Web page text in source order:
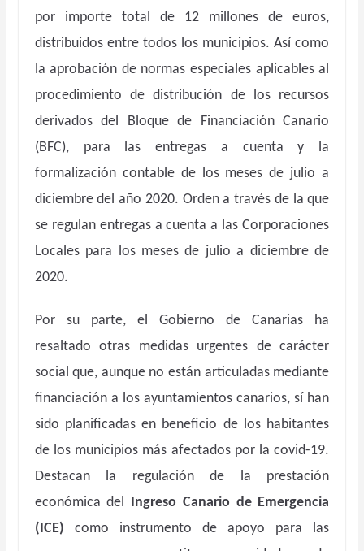
por importe total de 12 millones de euros,
distribuidos entre todos los municipios. Así como
la aprobación de normas especiales aplicables al
procedimiento de distribución de los recursos
derivados del Bloque de Financiación Canario
(BFC), para las entregas a cuenta y la
formalización contable de los meses de julio a
diciembre del año 2020. Orden a través de la que
se regulan entregas a cuenta a las Corporaciones
Locales para los meses de julio a diciembre de
2020.
Por su parte, el Gobierno de Canarias ha
resaltado otras medidas urgentes de carácter
social que, aunque no están articuladas mediante
financiación a los ayuntamientos canarios, sí han
sido planificadas en beneficio de los habitantes
de los municipios más afectados por la covid-19.
Destacan la regulación de la prestación
económica del Ingreso Canario de Emergencia
(ICE) como instrumento de apoyo para las